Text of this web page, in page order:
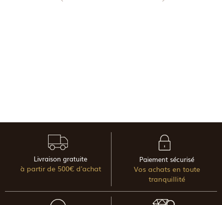
Livraison gratuite
à partir de 500€ d'achat
Paiement sécurisé
Vos achats en toute
tranquillité